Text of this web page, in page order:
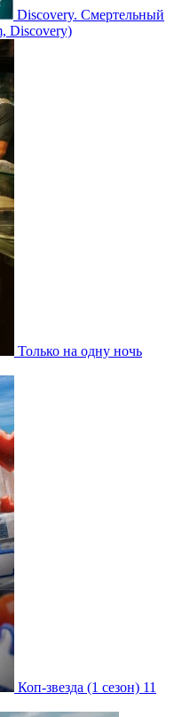
Discovery. Смертельный
Discovery)
Только на одну ночь
Коп-звезда (1 сезон) 11